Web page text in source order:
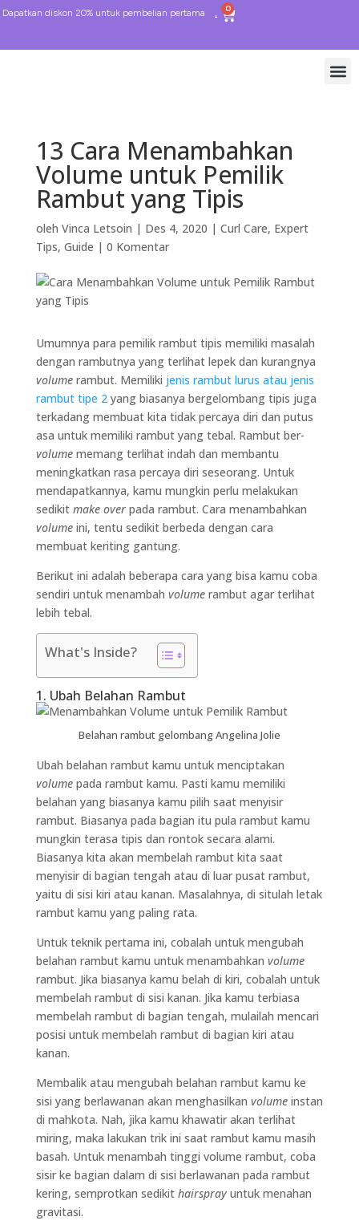
Dapatkan diskon 20% untuk pembelian pertama 0
13 Cara Menambahkan
Volume untuk Pemilik
Rambut yang Tipis
oleh Vinca Letsoin | Des 4, 2020 | Curl Care, Expert
Tips, Guide | 0 Komentar
Umumnya para pemilik rambut tipis memiliki masalah
dengan rambutnya yang terlihat lepek dan kurangnya
volumerambut. Memiliki jenis rambut lurus atau jenis
rambut tipe 2yang biasanya bergelombang tipis juga
terkadang membuat kita tidak percaya diri dan putus
asa untuk memiliki rambut yang tebal. Rambut ber-
volumememang terlihat indah dan membantu
meningkatkan rasa percaya diri seseorang. Untuk
mendapatkannya, kamu mungkin perlu melakukan
sedikit make overpada rambut. Cara menambahkan
volumeini, tentu sedikit berbeda dengan cara
membuat keriting gantung.
Berikut ini adalah beberapa cara yang bisa kamu coba
sendiri untuk menambah volumerambut agar terlihat
lebih tebal.
What's Inside?
1. Ubah Belahan Rambut
Belahan rambut gelombang Angelina Jolie
Ubah belahan rambut kamu untuk menciptakan
volumepada rambut kamu. Pasti kamu memiliki
belahan yang biasanya kamu pilih saat menyisir
rambut. Biasanya pada bagian itu pula rambut kamu
mungkin terasa tipis dan rontok secara alami.
Biasanya kita akan membelah rambut kita saat
menyisir di bagian tengah atau di luar pusat rambut,
yaitu di sisi kiri atau kanan. Masalahnya, di situlah letak
rambut kamu yang paling rata.
Untuk teknik pertama ini, cobalah untuk mengubah
belahan rambut kamu untuk menambahkan volume
rambut. Jika biasanya kamu belah di kiri, cobalah untuk
membelah rambut di sisi kanan. Jika kamu terbiasa
membelah rambut di bagian tengah, mulailah mencari
posisi untuk membelah rambut di bagian kiri atau
kanan.
Membalik atau mengubah belahan rambut kamu ke
sisi yang berlawanan akan menghasilkan volumeinstan
di mahkota. Nah, jika kamu khawatir akan terlihat
miring, maka lakukan trik ini saat rambut kamu masih
basah. Untuk menambah tinggi volume rambut, coba
sisir ke bagian dalam di sisi berlawanan pada rambut
kering, semprotkan sedikit hairsprayuntuk menahan
gravitasi.